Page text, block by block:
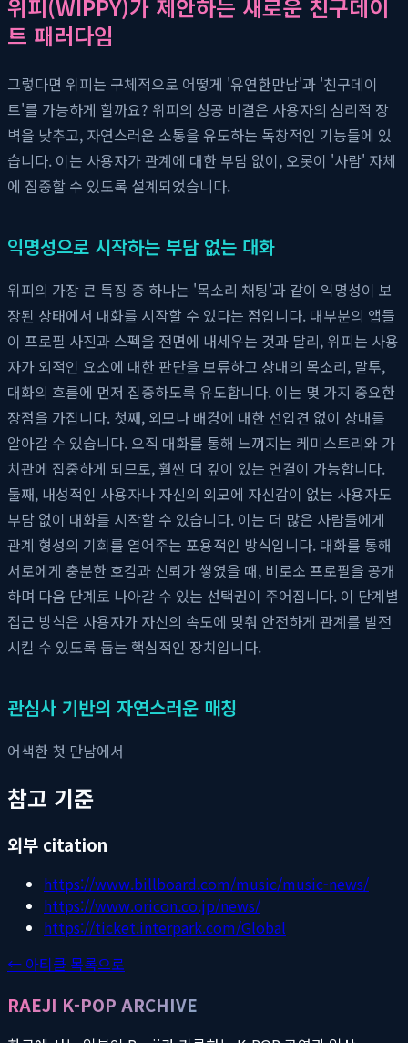
위피(WIPPY)가 제안하는 새로운 친구데이
트 패러다임
그렇다면 위피는 구체적으로 어떻게 '유연한만남'과 '친구데이
트'를 가능하게 할까요? 위피의 성공 비결은 사용자의 심리적 장
벽을 낮추고, 자연스러운 소통을 유도하는 독창적인 기능들에 있
습니다. 이는 사용자가 관계에 대한 부담 없이, 오롯이 '사람' 자체
에 집중할 수 있도록 설계되었습니다.
익명성으로 시작하는 부담 없는 대화
위피의 가장 큰 특징 중 하나는 '목소리 채팅'과 같이 익명성이 보
장된 상태에서 대화를 시작할 수 있다는 점입니다. 대부분의 앱들
이 프로필 사진과 스펙을 전면에 내세우는 것과 달리, 위피는 사용
자가 외적인 요소에 대한 판단을 보류하고 상대의 목소리, 말투,
대화의 흐름에 먼저 집중하도록 유도합니다. 이는 몇 가지 중요한
장점을 가집니다. 첫째, 외모나 배경에 대한 선입견 없이 상대를
알아갈 수 있습니다. 오직 대화를 통해 느껴지는 케미스트리와 가
치관에 집중하게 되므로, 훨씬 더 깊이 있는 연결이 가능합니다.
둘째, 내성적인 사용자나 자신의 외모에 자신감이 없는 사용자도
부담 없이 대화를 시작할 수 있습니다. 이는 더 많은 사람들에게
관계 형성의 기회를 열어주는 포용적인 방식입니다. 대화를 통해
서로에게 충분한 호감과 신뢰가 쌓였을 때, 비로소 프로필을 공개
하며 다음 단계로 나아갈 수 있는 선택권이 주어집니다. 이 단계별
접근 방식은 사용자가 자신의 속도에 맞춰 안전하게 관계를 발전
시킬 수 있도록 돕는 핵심적인 장치입니다.
관심사 기반의 자연스러운 매칭
어색한 첫 만남에서
참고 기준
외부 citation
https://www.billboard.com/music/music-news/
https://www.oricon.co.jp/news/
https://ticket.interpark.com/Global
← 아티클 목록으로
RAEJI K-POP ARCHIVE